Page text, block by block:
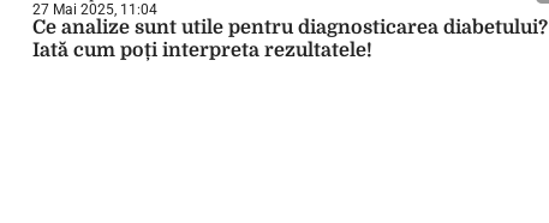
27 Mai 2025, 11:04
Ce analize sunt utile pentru diagnosticarea diabetului?
Iată cum poți interpreta rezultatele!